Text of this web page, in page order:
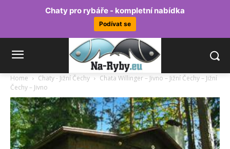
Home Chaty - Jižní Čechy
Chata Willinger – Jivno – Jižní Čechy – Jižní
Čechy – Jivno
Chaty pro rybáře - kompletní nabídka
Podívat se